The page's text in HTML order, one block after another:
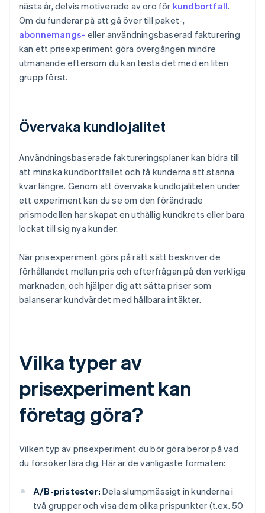
nästa år, delvis motiverade av oro för kundbortfall.
Om du funderar på att gå över till paket-,
abonnemangs- eller användningsbaserad fakturering
kan ett prisexperiment göra övergången mindre
utmanande eftersom du kan testa det med en liten
grupp först.
Övervaka kundlojalitet
Användningsbaserade faktureringsplaner kan bidra till
att minska kundbortfallet och få kunderna att stanna
kvar längre. Genom att övervaka kundlojaliteten under
ett experiment kan du se om den förändrade
prismodellen har skapat en uthållig kundkrets eller bara
lockat till sig nya kunder.
När prisexperiment görs på rätt sätt beskriver de
förhållandet mellan pris och efterfrågan på den verkliga
marknaden, och hjälper dig att sätta priser som
balanserar kundvärdet med hållbara intäkter.
Vilka typer av
prisexperiment kan
företag göra?
Vilken typ av prisexperiment du bör göra beror på vad
du försöker lära dig. Här är de vanligaste formaten:
A/B-pristester: Dela slumpmässigt in kunderna i
två grupper och visa dem olika prispunkter (t.ex. 50